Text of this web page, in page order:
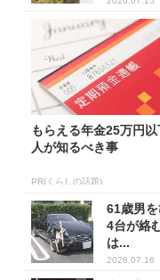
もらえる年金25万円
人が知るべき事
PR(くらしの話題)
61歳男
4台が絡
は...
2026.07.16